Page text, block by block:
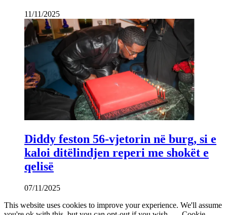
11/11/2025
Diddy feston 56-vjetorin në burg, si e
kaloi ditëlindjen reperi me shokët e
qelisë
07/11/2025
This website uses cookies to improve your experience. We'll assume